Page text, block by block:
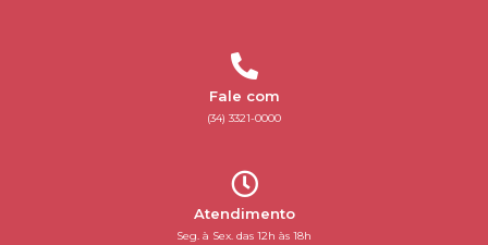
Fale com
(34) 3321-0000
Atendimento
Seg. à Sex. das 12h às 18h